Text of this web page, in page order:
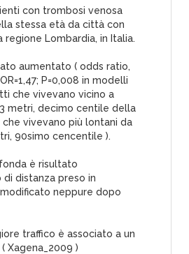
con trombosi venosa
stessa età da città con
Lombardia, in Italia.
aumentato ( odds ratio,
P=0,008 in modelli
che vivevano vicino a
metri, decimo centile della
vivevano più lontani da
90simo cencentile ).
è risultato
distanza preso in
neppure dopo
traffico è associato a un
Xagena_2009 )